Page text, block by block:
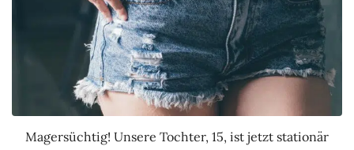
Magersüchtig! Unsere Tochter, 15, ist jetzt stationär